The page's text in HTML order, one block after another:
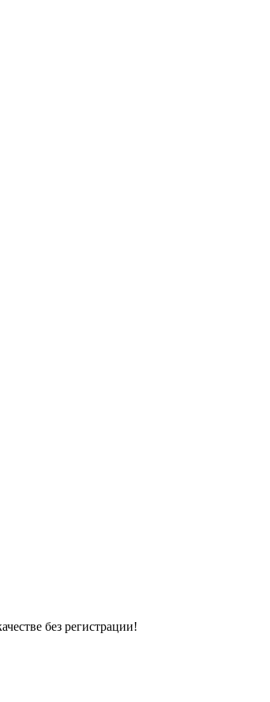
без регистрации!